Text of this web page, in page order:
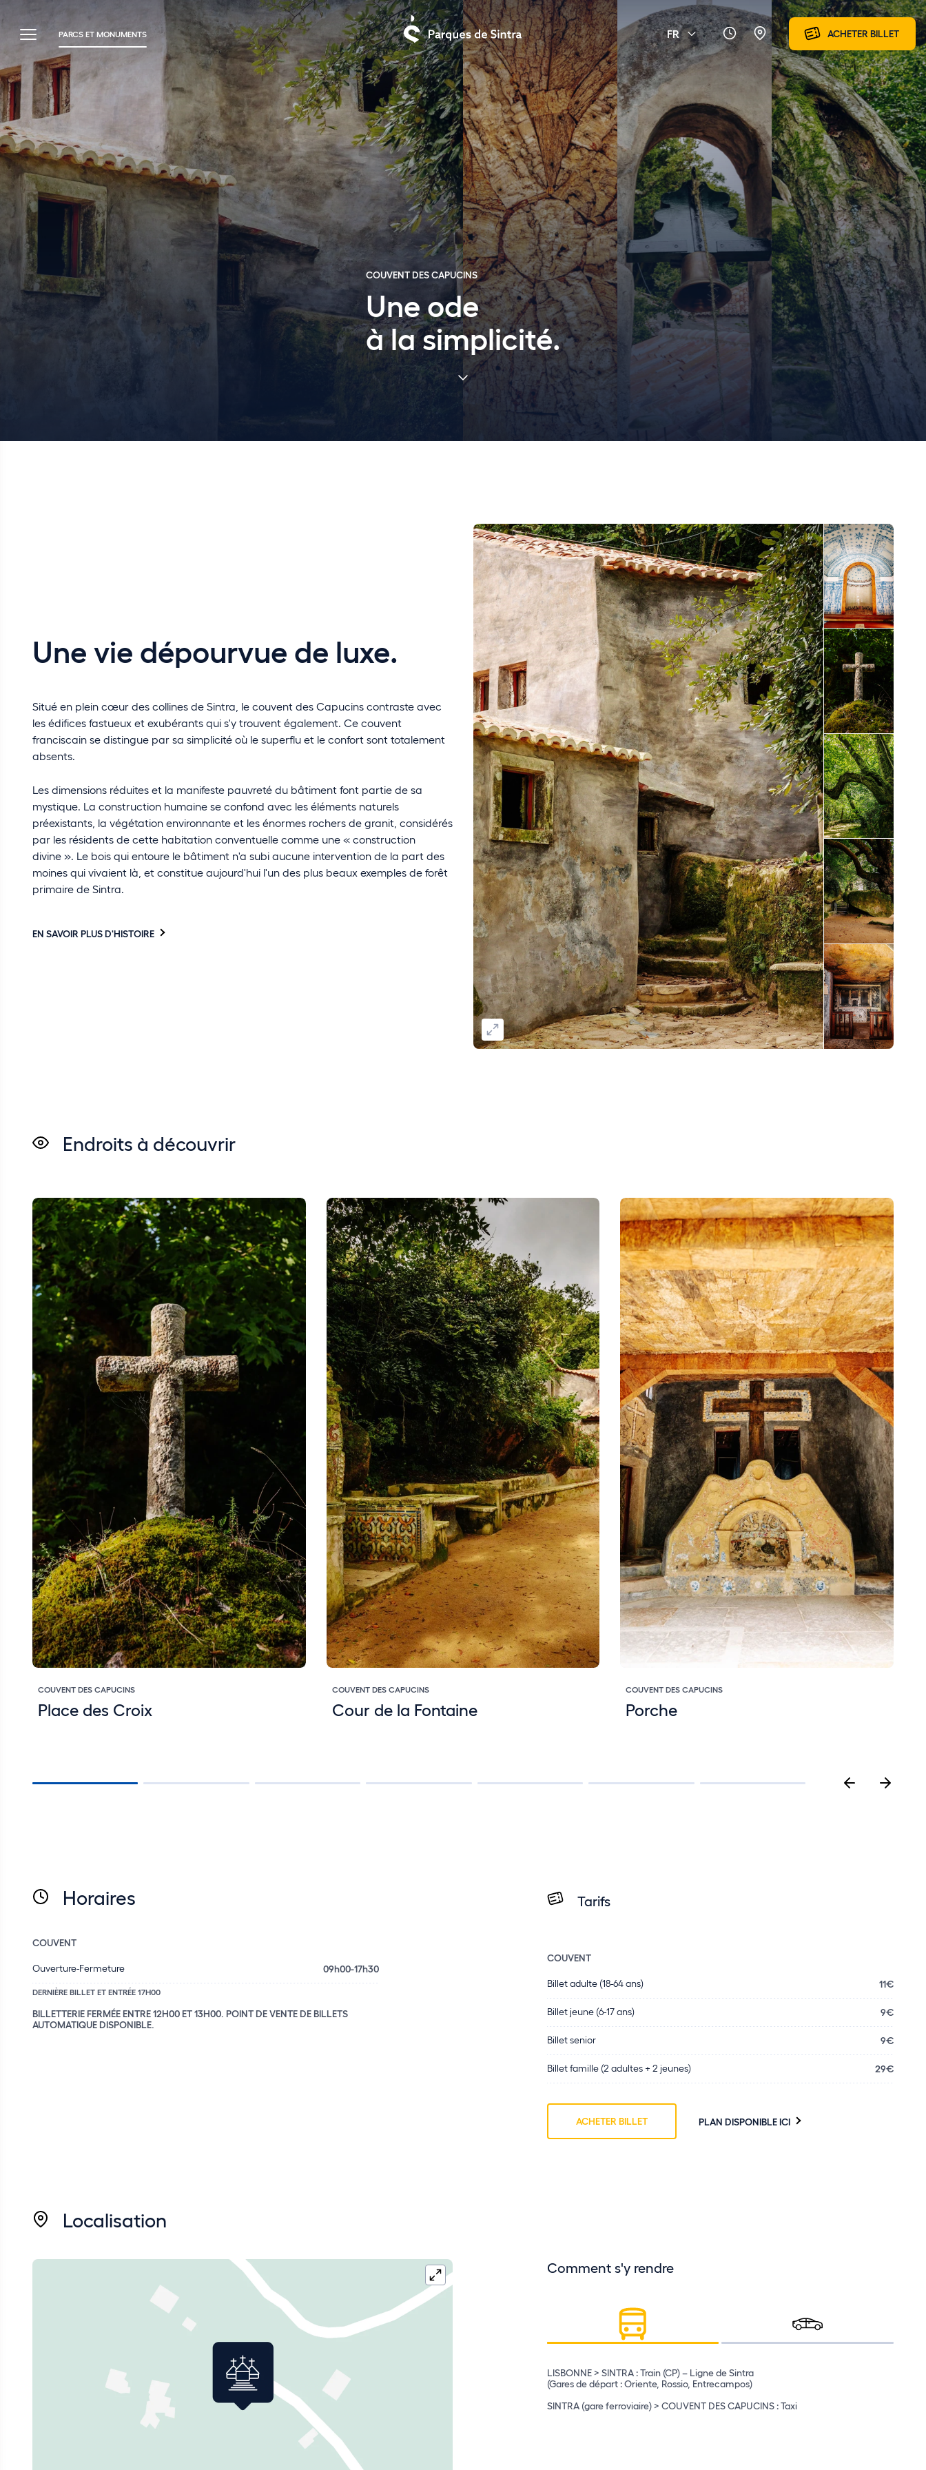
PARCS ET MONUMENTS FR ACHETER BILLET
COUVENT DES CAPUCINS
Une ode
à la simplicité.
Une vie dépourvue de luxe.
Situé en plein cœur des collines de Sintra, le couvent des Capucins contraste avec
les édifices fastueux et exubérants qui s'y trouvent également. Ce couvent
franciscain se distingue par sa simplicité où le superflu et le confort sont totalement
absents.
Les dimensions réduites et la manifeste pauvreté du bâtiment font partie de sa
mystique. La construction humaine se confond avec les éléments naturels
préexistants, la végétation environnante et les énormes rochers de granit, considérés
par les résidents de cette habitation conventuelle comme une « construction
divine ». Le bois qui entoure le bâtiment n'a subi aucune intervention de la part des
moines qui vivaient là, et constitue aujourd'hui l'un des plus beaux exemples de forêt
primaire de Sintra.
EN SAVOIR PLUS D'HISTOIRE
Endroits à découvrir
COUVENT DES CAPUCINS
Place des Croix
COUVENT DES CAPUCINS
Cour de la Fontaine
COUVENT DES CAPUCINS
Porche
Horaires
COUVENT
Ouverture-Fermeture 09h00-17h30
DERNIÈRE BILLET ET ENTRÉE 17H00
BILLETTERIE FERMÉE ENTRE 12H00 ET 13H00. POINT DE VENTE DE BILLETS
AUTOMATIQUE DISPONIBLE.
Tarifs
COUVENT
Billet adulte (18-64 ans) 11€
Billet jeune (6-17 ans) 9€
Billet senior 9€
Billet famille (2 adultes + 2 jeunes) 29€
ACHETER BILLET PLAN DISPONIBLE ICI
Localisation
Comment s'y rendre
LISBONNE > SINTRA : Train (CP) – Ligne de Sintra
(Gares de départ : Oriente, Rossio, Entrecampos)
SINTRA (gare ferroviaire) > COUVENT DES CAPUCINS : Taxi
IC30 (depuis Mafra) + EN247